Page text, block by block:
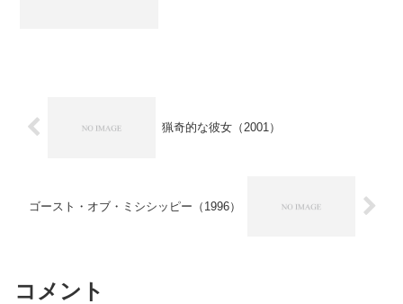
猟奇的な彼女（2001）
ゴースト・オブ・ミシシッピー（1996）
コメント